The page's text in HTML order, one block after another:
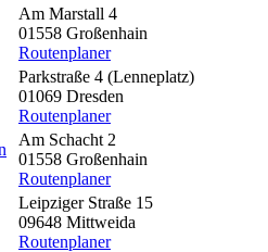
Am Marstall 4
01558 Großenhain
Routenplaner
Parkstraße 4 (Lenneplatz)
01069 Dresden
Routenplaner
Am Schacht 2
01558 Großenhain
Routenplaner
Leipziger Straße 15
09648 Mittweida
Routenplaner